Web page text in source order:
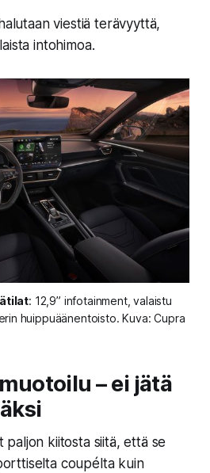
viestiä terävyyttä,
intohimoa.
: 12,9” infotainment, valaistu
huippuäänentoisto. Kuva: Cupra
– ei jätä
paljon kiitosta siitä, että se
coupélta kuin